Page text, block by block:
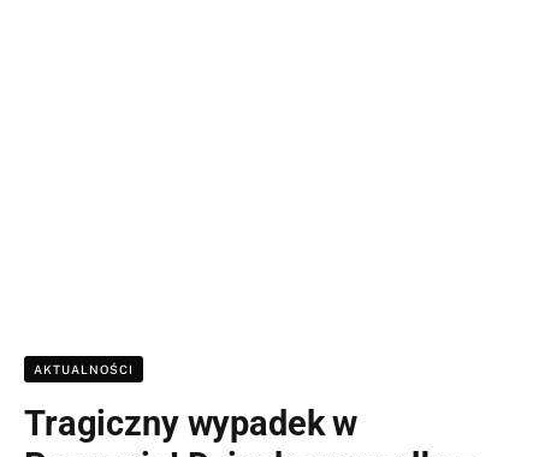
AKTUALNOŚCI
Tragiczny wypadek w